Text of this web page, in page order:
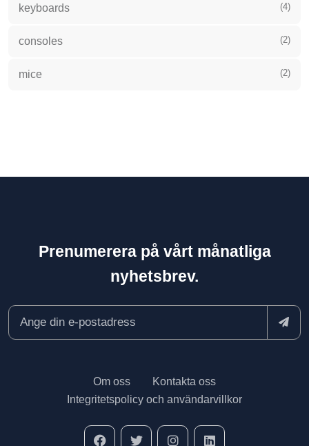
keyboards (4)
consoles (2)
mice (2)
Prenumerera på vårt månatliga
nyhetsbrev.
Om oss
Kontakta oss
Integritetspolicy och användarvillkor